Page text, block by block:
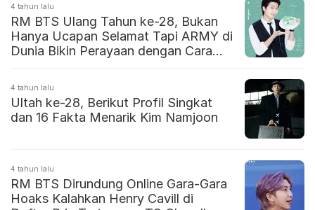
4 tahun lalu
RM BTS Ulang Tahun ke-28, Bukan
Hanya Ucapan Selamat Tapi ARMY di
Dunia Bikin Perayaan dengan Cara
4 tahun lalu
Ultah ke-28, Berikut Profil Singkat
dan 16 Fakta Menarik Kim Namjoon
4 tahun lalu
RM BTS Dirundung Online Gara-Gara
Hoaks Kalahkan Henry Cavill di